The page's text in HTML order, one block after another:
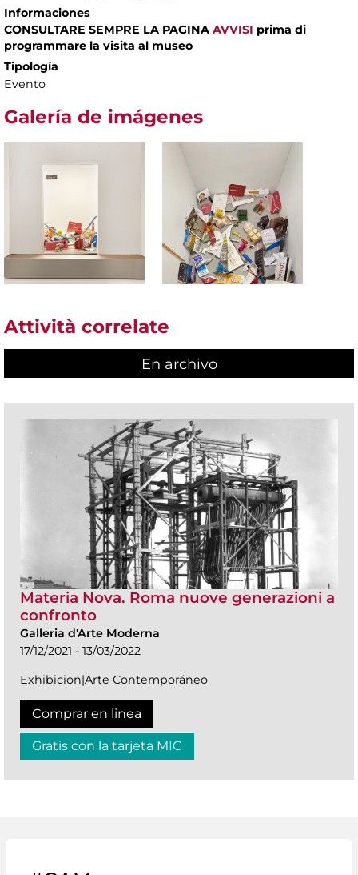
Informaciones
CONSULTARE SEMPRE LA PAGINA AVVISI prima di
programmare la visita al museo
Tipología
Evento
Galería de imágenes
Attività correlate
En archivo
Materia Nova. Roma nuove generazioni a
confronto
Galleria d'Arte Moderna
17/12/2021 - 13/03/2022
Exhibicion|Arte Contemporáneo
Comprar en linea
Gratis con la tarjeta MIC